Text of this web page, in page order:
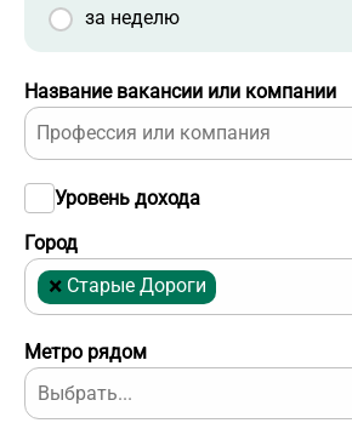
Название вакансии или компании
Город
× Старые Дороги
Уровень дохода
Метро рядом
за неделю